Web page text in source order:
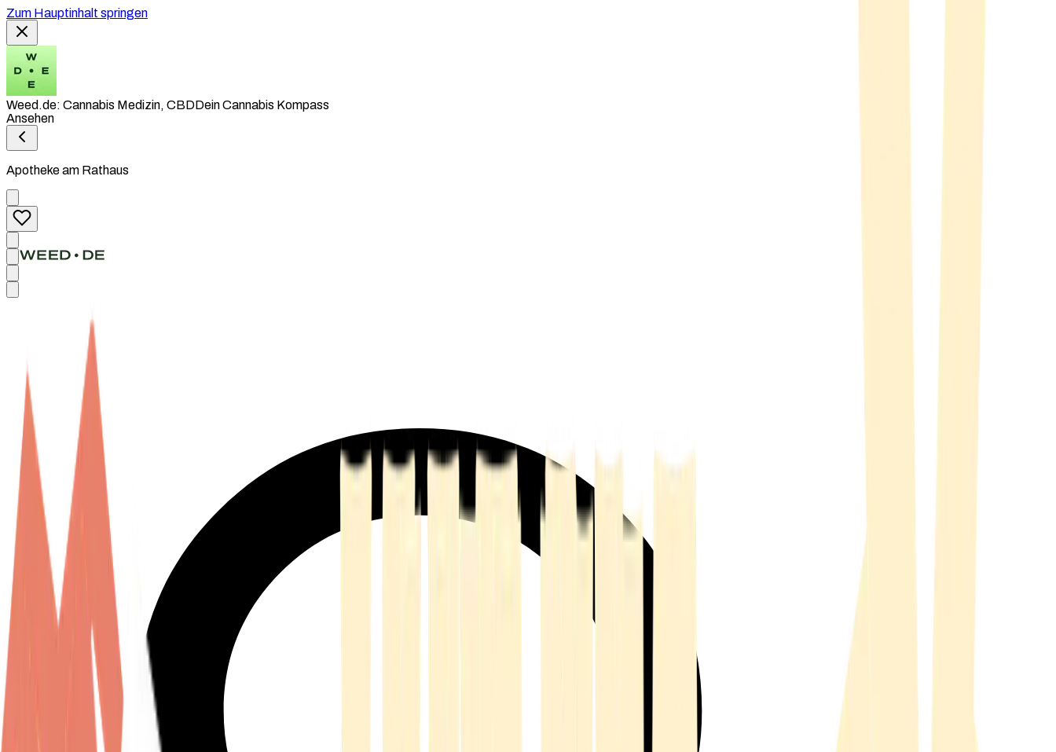
Zum Hauptinhalt springen
Weed.de: Cannabis Medizin, CBDDein Cannabis Kompass
Ansehen
Apotheke am Rathaus